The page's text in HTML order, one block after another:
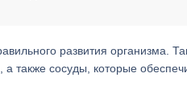
развития организма.
также сосуды, которые